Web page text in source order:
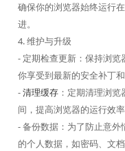
确保你的浏览器始终运行
进。
4. 维护与升级
- 定期检查更新：保持浏
你享受到最新的安全补丁和
-清理缓存：定期清理浏览
间，提高浏览器的运行效率
- 备份数据：为了防止意
的个人数据，如密码、文档